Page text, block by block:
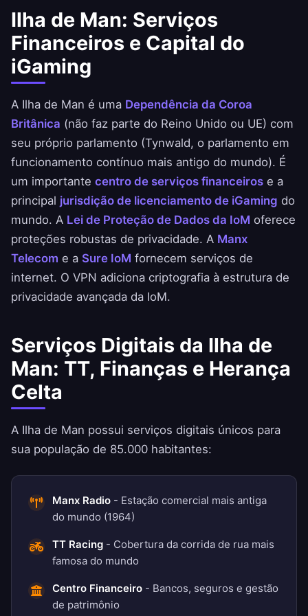
Ilha de Man: Serviços
Financeiros e Capital do
iGaming
A Ilha de Man é uma Dependência da Coroa
Britânica (não faz parte do Reino Unido ou UE) com
seu próprio parlamento (Tynwald, o parlamento em
funcionamento contínuo mais antigo do mundo). É
um importante centro de serviços financeiros e a
principal jurisdição de licenciamento de iGaming do
mundo. A Lei de Proteção de Dados da IoM oferece
proteções robustas de privacidade. A Manx
Telecom e a Sure IoM fornecem serviços de
internet. O VPN adiciona criptografia à estrutura de
privacidade avançada da IoM.
Serviços Digitais da Ilha de
Man: TT, Finanças e Herança
Celta
A Ilha de Man possui serviços digitais únicos para
sua população de 85.000 habitantes:
Manx Radio - Estação comercial mais antiga
do mundo (1964)
TT Racing - Cobertura da corrida de rua mais
famosa do mundo
Centro Financeiro - Bancos, seguros e gestão
de patrimônio